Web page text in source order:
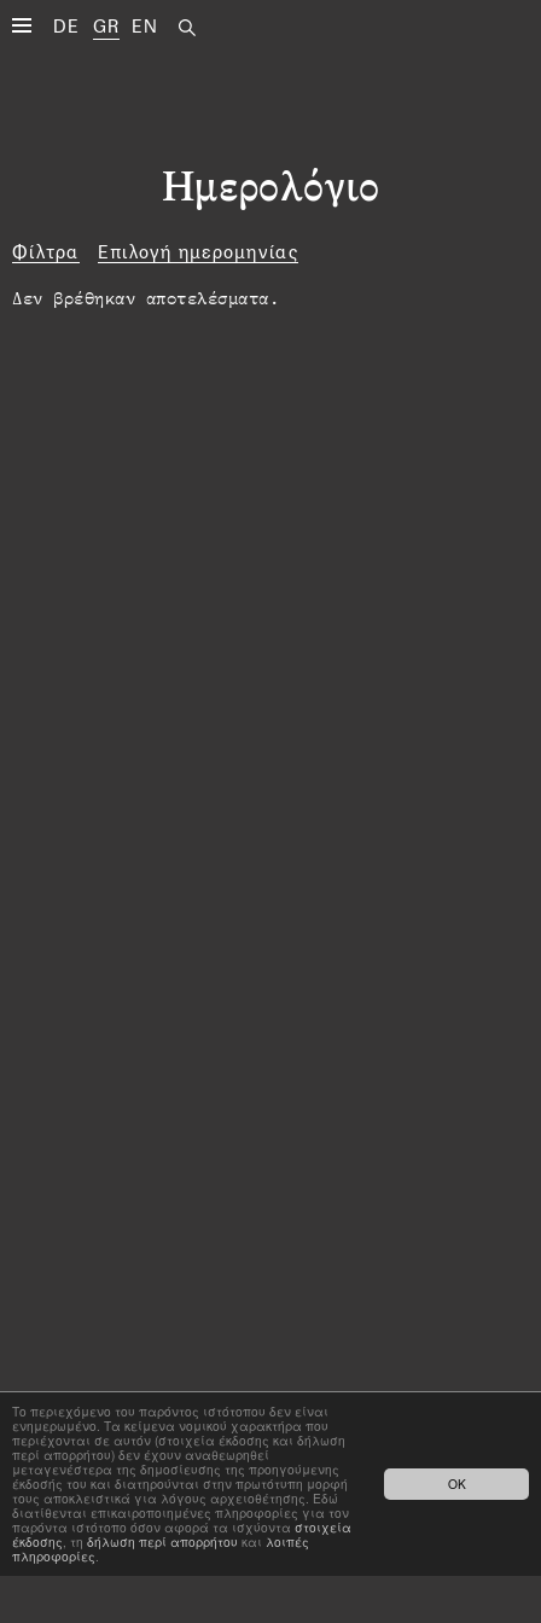
DE GR EN
Ημερολόγιο
Φίλτρα Επιλογή ημερομηνίας
Δεν βρέθηκαν αποτελέσματα.
OK
Το περιεχόμενο του παρόντος ιστότοπου δεν είναι
ενημερωμένο. Τα κείμενα νομικού χαρακτήρα που
περιέχονται σε αυτόν (στοιχεία έκδοσης και δήλωση
περί απορρήτου) δεν έχουν αναθεωρηθεί
μεταγενέστερα της δημοσίευσης της προηγούμενης
έκδοσής του και διατηρούνται στην πρωτότυπη μορφή
τους αποκλειστικά για λόγους αρχειοθέτησης. Εδώ
διατίθενται επικαιροποιημένες πληροφορίες για τον
παρόντα ιστότοπο όσον αφορά τα ισχύοντα στοιχεία
έκδοσης, τη δήλωση περί απορρήτου και λοιπές
πληροφορίες.